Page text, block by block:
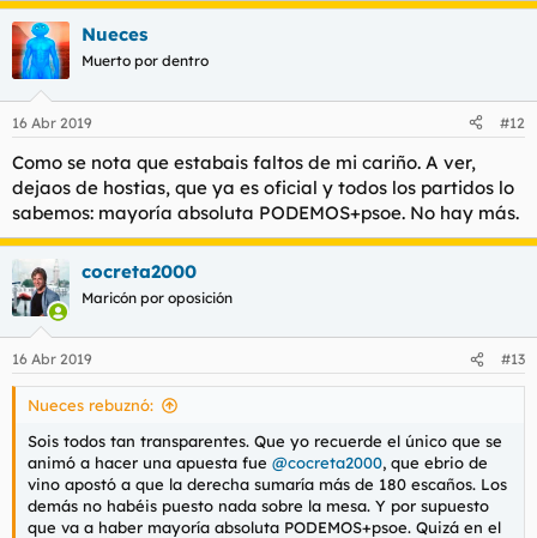
Nueces
Muerto por dentro
16 Abr 2019 #12
Como se nota que estabais faltos de mi cariño. A ver,
dejaos de hostias, que ya es oficial y todos los partidos lo
sabemos: mayoría absoluta PODEMOS+psoe. No hay más.
cocreta2000
Maricón por oposición
16 Abr 2019 #13
Nueces rebuznó:
Sois todos tan transparentes. Que yo recuerde el único que se
animó a hacer una apuesta fue @cocreta2000, que ebrio de
vino apostó a que la derecha sumaría más de 180 escaños. Los
demás no habéis puesto nada sobre la mesa. Y por supuesto
que va a haber mayoría absoluta PODEMOS+psoe. Quizá en el